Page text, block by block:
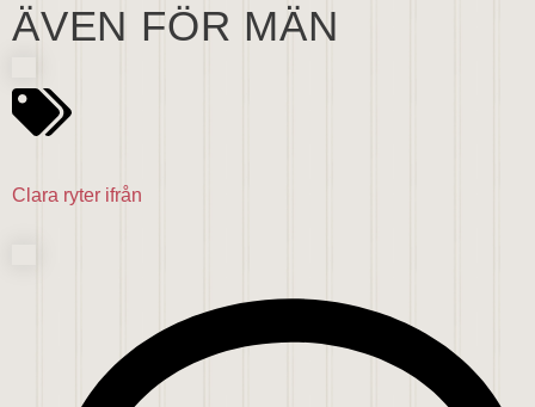
ÄVEN FÖR MÄN
Clara ryter ifrån